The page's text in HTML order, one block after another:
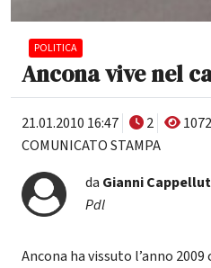
POLITICA
Ancona vive nel
21.01.2010 16:47 2
1072
COMUNICATO STAMPA
da Gianni
Pdl
Ancona ha vissuto l’anno